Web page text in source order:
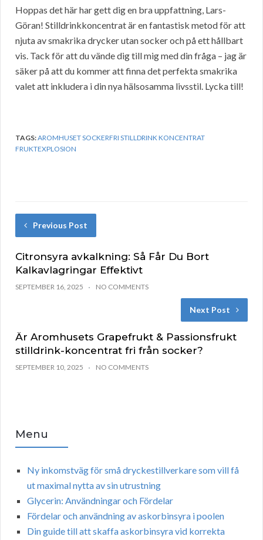
Hoppas det här har gett dig en bra uppfattning, Lars-
Göran! Stilldrinkkoncentrat är en fantastisk metod för att
njuta av smakrika drycker utan socker och på ett hållbart
vis. Tack för att du vände dig till mig med din fråga – jag är
säker på att du kommer att finna det perfekta smakrika
valet att inkludera i din nya hälsosamma livsstil. Lycka till!
TAGS:AROMHUSET SOCKERFRI STILLDRINK KONCENTRAT
FRUKTEXPLOSION
Previous Post
Citronsyra avkalkning: Så Får Du Bort
Kalkavlagringar Effektivt
SEPTEMBER 16, 2025 NO COMMENTS
Next Post
Är Aromhusets Grapefrukt & Passionsfrukt
stilldrink-koncentrat fri från socker?
SEPTEMBER 10, 2025 NO COMMENTS
Menu
Ny inkomstväg för små dryckestillverkare som vill få
ut maximal nytta av sin utrustning
Glycerin: Användningar och Fördelar
Fördelar och användning av askorbinsyra i poolen
Din guide till att skaffa askorbinsyra vid korrekta